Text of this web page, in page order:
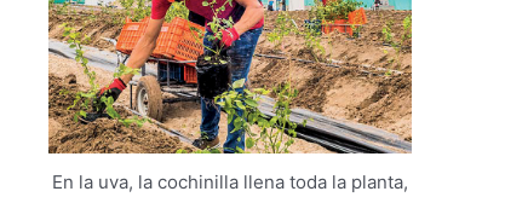
En la uva, la cochinilla llena toda la planta,